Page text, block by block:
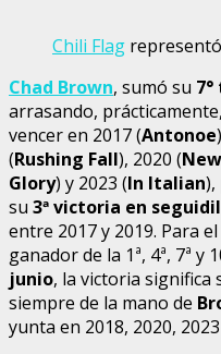
Chili Flag
Chad Brown, sumó su
arrasando,
vencer en 2017 (Antonoe
(Rushing Fall), 2020 (
Glory) y 2023 (In Italian),
su 3ªvictoria en
entre 2017 y 2019. Para
ganador de la 1ª, 4ª, 7ª y
junio, la victoria significa
siempre de la mano de
yunta en 2018, 2020,